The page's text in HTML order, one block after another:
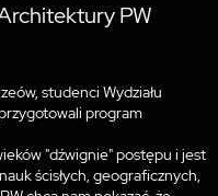
PW
studenci Wydziału
program
"dźwignie" postępu i jest
ścisłych, geograficznych,